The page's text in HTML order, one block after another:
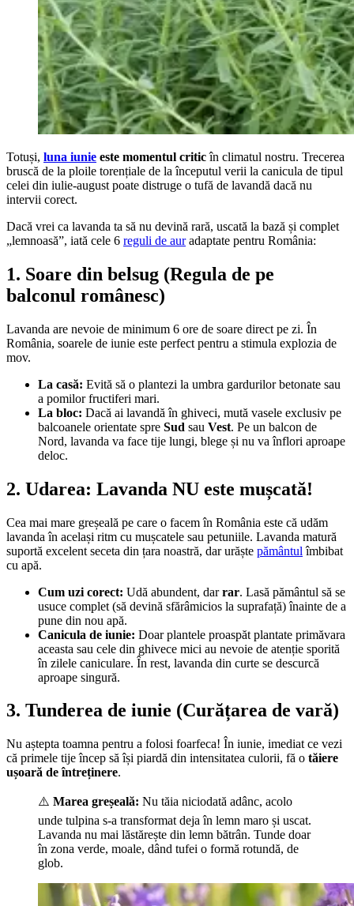
Totuși, luna iunie este momentul criticîn climatul nostru. Trecerea
bruscă de la ploile torențiale de la începutul verii la canicula de tipul
celei din iulie-august poate distruge o tufă de lavandă dacă nu
intervii corect.
Dacă vrei ca lavanda ta să nu devină rară, uscată la bază și complet
„lemnoasă”, iată cele 6 reguli de auradaptate pentru România:
1. Soare din belsug (Regula de pe
balconul românesc)
Lavanda are nevoie de minimum 6 ore de soare direct pe zi. În
România, soarele de iunie este perfect pentru a stimula explozia de
mov.
La casă: Evită să o plantezi la umbra gardurilor betonate sau
a pomilor fructiferi mari.
La bloc: Dacă ai lavandă în ghiveci, mută vasele exclusiv pe
balcoanele orientate spre Sud sau Vest. Pe un balcon de
Nord, lavanda va face tije lungi, blege și nu va înflori aproape
deloc.
2. Udarea: Lavanda NU este mușcată!
Cea mai mare greșeală pe care o facem în România este că udăm
lavanda în același ritm cu mușcatele sau petuniile. Lavanda matură
suportă excelent seceta din țara noastră, dar urăște pământul îmbibat
cu apă.
Cum uzi corect: Udă abundent, darrar. Lasă pământul să se
usuce complet (să devină sfărâmicios la suprafață) înainte de a
pune din nou apă.
Canicula de iunie: Doar plantele proaspăt plantate primăvara
aceasta sau cele din ghivece mici au nevoie de atenție sporită
în zilele caniculare. În rest, lavanda din curte se descurcă
aproape singură.
3. Tunderea de iunie (Curățarea de vară)
Nu aștepta toamna pentru a folosi foarfeca! În iunie, imediat ce vezi
că primele tije încep să își piardă din intensitatea culorii, fă o tăiere
ușoară de întreținere.
⚠️ Marea greșeală: Nu tăia niciodată adânc, acolo
unde tulpina s-a transformat deja în lemn maro și uscat.
Lavanda nu mai lăstărește din lemn bătrân. Tunde doar
în zona verde, moale, dând tufei o formă rotundă, de
glob.